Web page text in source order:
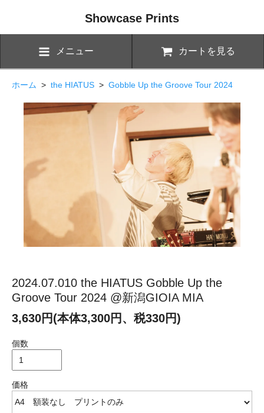
Showcase Prints
メニュー カートを見る
ホーム > the HIATUS > Gobble Up the Groove Tour 2024
2024.07.010 the HIATUS Gobble Up the
Groove Tour 2024 @新潟GIOIA MIA
3,630円(本体3,300円、税330円)
個数
価格